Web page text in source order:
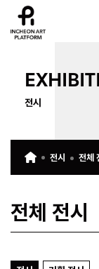
전시
전시 전체
전체 전시